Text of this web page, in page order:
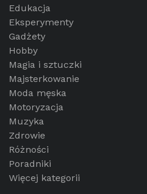
Edukacja
Eksperymenty
Gadżety
Hobby
Magia i sztuczki
Majsterkowanie
Moda męska
Motoryzacja
Muzyka
Zdrowie
Różności
Poradniki
Więcej kategorii